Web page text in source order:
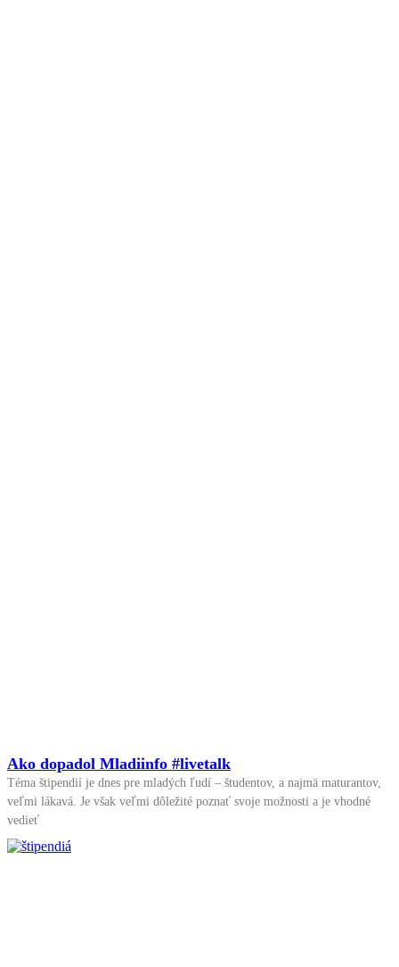
Ako dopadol Mladiinfo #livetalk
Téma štipendií je dnes pre mladých ľudí – študentov, a najmä maturantov,
veľmi lákavá. Je však veľmi dôležité poznať svoje možnosti a je vhodné
vedieť